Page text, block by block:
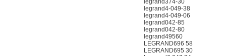
legrand374-30
legrand4-049-38
legrand4-049-06
legrand042-85
legrand042-80
legrand49560
LEGRAND696 58
LEGRAND695 30